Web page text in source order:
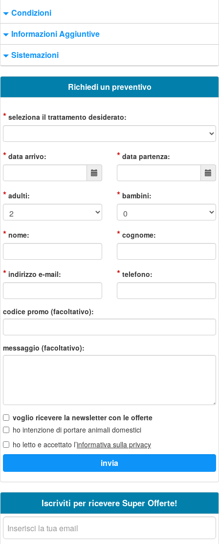
Condizioni
Informazioni Aggiuntive
Sistemazioni
Richiedi un preventivo
* seleziona il trattamento desiderato:
* data arrivo: * data partenza:
* adulti: * bambini:
* nome: * cognome:
* indirizzo e-mail: * telefono:
codice promo (facoltativo):
messaggio (facoltativo):
voglio ricevere la newsletter con le offerte
ho intenzione di portare animali domestici
ho letto e accettato l’informativa sulla privacy
Iscriviti per ricevere Super Offerte!
La
tua
email